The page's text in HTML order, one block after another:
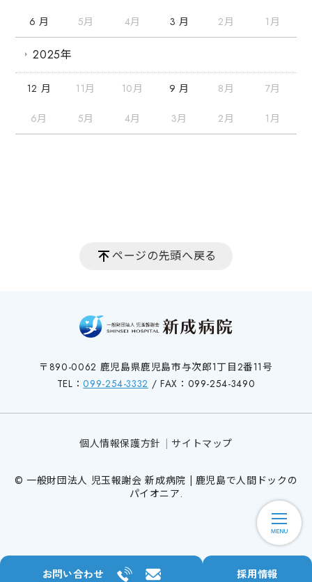
6 月 5月 4月 3 月 2月 1月
2025年
12 月 11月 10月 9 月 8月 7月
6月 5月 4月 3月 2月 1月
お問い合わせ 採用情報
ページの先頭へ戻る
〒890-0062 鹿児島県鹿児島市与次郎1丁目2番11号
TEL： 099-254-3332 / FAX：099-254-3490
個人情報保護方針 サイトマップ
© 一般財団法人 児玉報謝会 新成病院 | 鹿児島で人間ドックの
パイオニア.